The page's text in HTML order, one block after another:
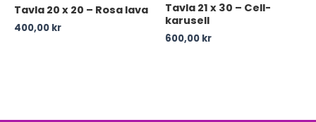
Tavla 20 x 20 – Rosa lava
400,00 kr
Tavla 21 x 30 – Cell-
karusell
600,00 kr